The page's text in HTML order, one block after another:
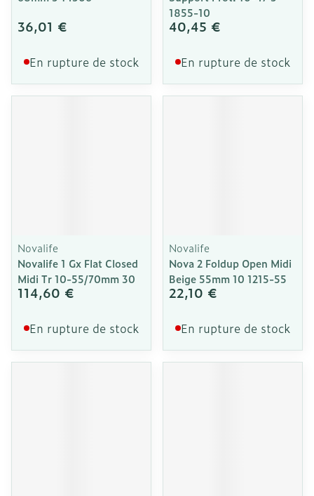
36,01 €
En rupture de stock
1855-10
40,45 €
En rupture de stock
Novalife
Novalife 1 Gx Flat Closed
Midi Tr 10-55/70mm 30
114,60 €
En rupture de stock
Novalife
Nova 2 Foldup Open Midi
Beige 55mm 10 1215-55
22,10 €
En rupture de stock